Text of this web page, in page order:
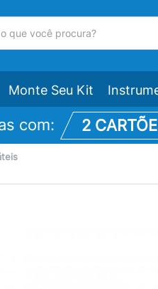
Monte Seu Kit
com: 2